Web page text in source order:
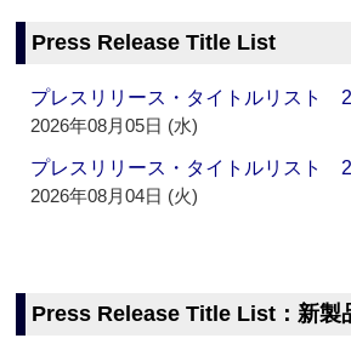
Press Release Title List
プレスリリース・タイトルリスト
2026年08月05日 (水)
プレスリリース・タイトルリスト
2026年08月04日 (火)
Press Release Title List：新製